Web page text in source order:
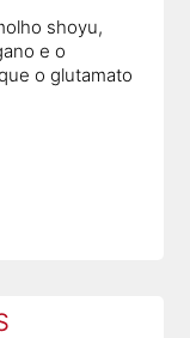
shoyu,
e o
o glutamato